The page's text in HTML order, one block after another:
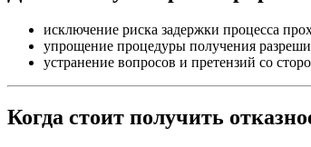
исключение риска задержки процесса
упрощение процедуры получения
устранение вопросов и претензий со
Когда стоит получить